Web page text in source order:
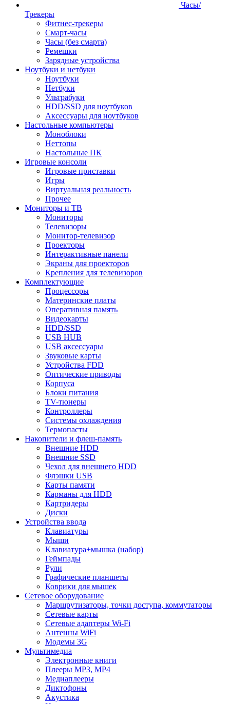
Часы/
Трекеры
Фитнес-трекеры
Смарт-часы
Часы (без смарта)
Ремешки
Зарядные устройства
Ноутбуки и нетбуки
Ноутбуки
Нетбуки
Ультрабуки
HDD/SSD для ноутбуков
Аксессуары для ноутбуков
Настольные компьютеры
Моноблоки
Неттопы
Настольные ПК
Игровые консоли
Игровые приставки
Игры
Виртуальная реальность
Прочее
Мониторы и ТВ
Мониторы
Телевизоры
Монитор-телевизор
Проекторы
Интерактивные панели
Экраны для проекторов
Крепления для телевизоров
Комплектующие
Процессоры
Материнские платы
Оперативная память
Видеокарты
HDD/SSD
USB HUB
USB аксессуары
Звуковые карты
Устройства FDD
Оптические приводы
Корпуса
Блоки питания
TV-тюнеры
Контроллеры
Системы охлаждения
Термопасты
Накопители и флеш-память
Внешние HDD
Внешние SSD
Чехол для внешнего HDD
Флэшки USB
Карты памяти
Карманы для HDD
Картридеры
Диски
Устройства ввода
Клавиатуры
Мыши
Клавиатура+мышка (набор)
Геймпады
Рули
Графические планшеты
Коврики для мышек
Сетевое оборудование
Маршрутизаторы, точки доступа, коммутаторы
Сетевые карты
Сетевые адаптеры Wi-Fi
Антенны WiFi
Модемы 3G
Мультимедиа
Электронные книги
Плееры MP3, MP4
Медиаплееры
Диктофоны
Акустика